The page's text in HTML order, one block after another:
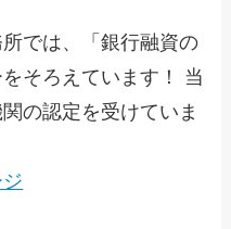
では、「銀行融資の
そろえています！ 当
の認定を受けていま